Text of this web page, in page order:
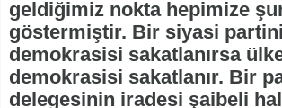
geldiğimiz nokta hepimize
göstermiştir. Bir siyasi
demokrasisi sakatlanırsa
demokrasisi sakatlanır. Bir
delegesinin iradesi şaibeli